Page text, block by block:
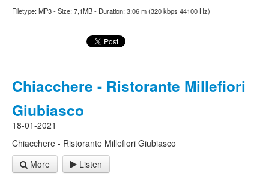
Filetype: MP3 - Size: 7,1MB - Duration: 3:06 m (320 kbps 44100 Hz)
Chiacchere - Ristorante Millefiori
Giubiasco
18-01-2021
Chiacchere - Ristorante Millefiori Giubiasco
More
Listen